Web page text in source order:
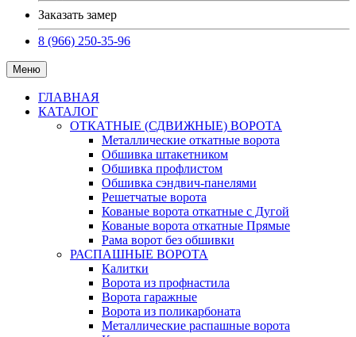
Заказать замер
8 (966) 250-35-96
Меню
ГЛАВНАЯ
КАТАЛОГ
ОТКАТНЫЕ (СДВИЖНЫЕ) ВОРОТА
Металлические откатные ворота
Обшивка штакетником
Обшивка профлистом
Обшивка сэндвич-панелями
Решетчатые ворота
Кованые ворота откатные с Дугой
Кованые ворота откатные Прямые
Рама ворот без обшивки
РАСПАШНЫЕ ВОРОТА
Калитки
Ворота из профнастила
Ворота гаражные
Ворота из поликарбоната
Металлические распашные ворота